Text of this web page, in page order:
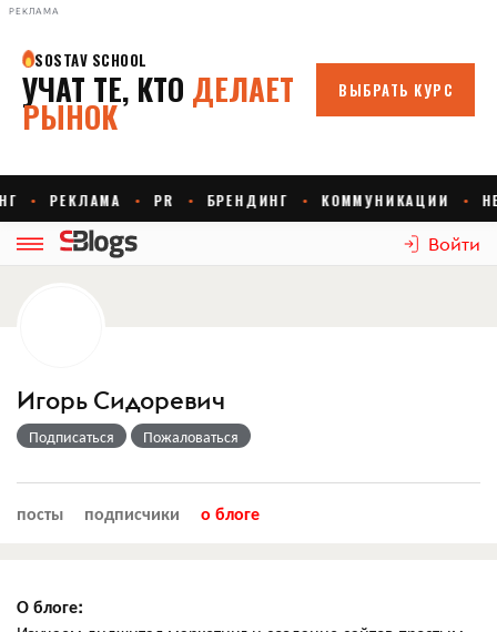
РЕКЛАМА
Войти
Игорь Сидоревич
Подписаться Пожаловаться
посты подписчики о блоге
О блоге: